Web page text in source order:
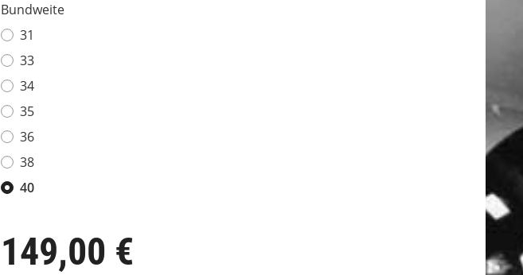
Bundweite
31
33
34
35
36
38
40
149,00 €